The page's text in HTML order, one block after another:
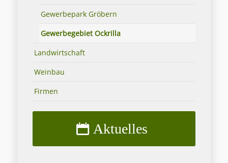
Gewerbepark Gröbern
Gewerbegebiet Ockrilla
Landwirtschaft
Weinbau
Firmen
Aktuelles